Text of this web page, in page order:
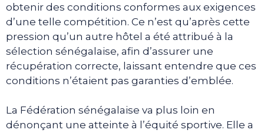
obtenir des conditions conformes aux exigences
d’une telle compétition. Ce n’est qu’après cette
pression qu’un autre hôtel a été attribué à la
sélection sénégalaise, afin d’assurer une
récupération correcte, laissant entendre que ces
conditions n’étaient pas garanties d’emblée.
La Fédération sénégalaise va plus loin en
dénonçant une atteinte à l’équité sportive. Elle a